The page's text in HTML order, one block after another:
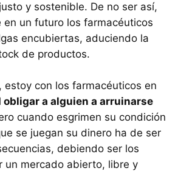
y sostenible. De no ser así,
en un futuro los farmacéuticos
encubiertas, aduciendo la
de productos.
estoy con los farmacéuticos en
obligar a alguien a arruinarse
cuando esgrimen su condición
se juegan su dinero ha de ser
debiendo ser los
un mercado abierto, libre y